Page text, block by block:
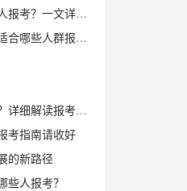
报考价值与学习方向
些人群报考？
解读报考要求
考指南请收好
的新路径
些人报考？